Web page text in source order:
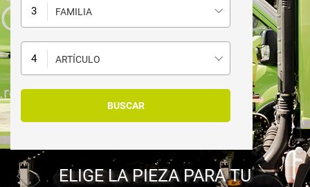
FAMILIA
ARTÍCULO
ELIGE LA PIEZA PARA TU